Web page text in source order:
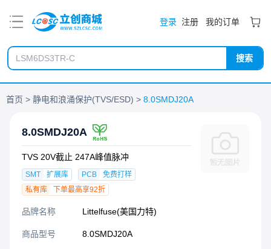
登录 注册 我的订单
搜索
首页 静电和浪涌保护(TVS/ESD) 8.0SMDJ20A
8.0SMDJ20A
TVS 20V截止 247A峰值脉冲
SMT 扩展库 PCB
免费打样
私有库
下单最高享92折
品牌名称 Littelfuse(美国力特)
商品型号 8.0SMDJ20A